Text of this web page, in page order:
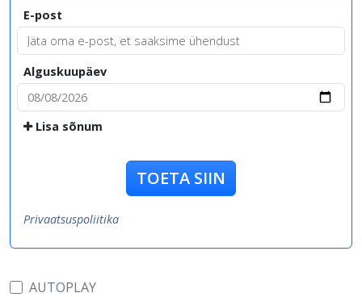
E-post
Alguskuupäev
Lisa sõnum
TOETA SIIN
Privaatsuspoliitika
AUTOPLAY